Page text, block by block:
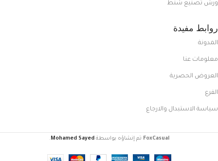
ورش تصنيع شنط
روابط مفيدة
المدونة
معلومات عنا
العروض الحصرية
الفرع
سياسة الاستبدال والارجاع
FoxCasual تم إنشاؤه بواسطةMohamed Sayed
.